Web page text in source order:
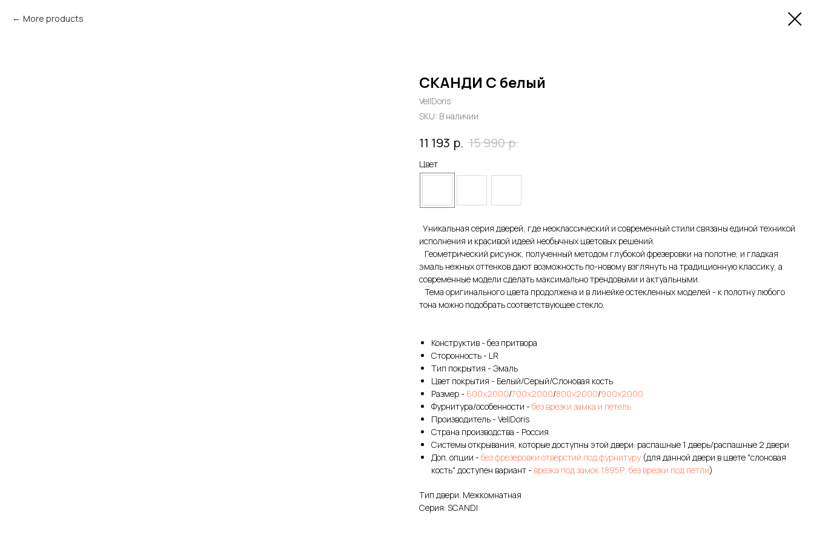
More products
СКАНДИ С белый
VellDoris
SKU: В наличии
11 193 р. 15 990 р.
Цвет
Уникальная серия дверей, где неоклассический и современный стили связаны единой техникой
исполнения и красивой идеей необычных цветовых решений.
Геометрический рисунок, полученный методом глубокой фрезеровки на полотне, и гладкая
эмаль нежных оттенков дают возможность по-новому взглянуть на традиционную классику, а
современные модели сделать максимально трендовыми и актуальными.
Тема оригинального цвета продолжена и в линейке остекленных моделей - к полотну любого
тона можно подобрать соответствующее стекло.
Конструктив - без притвора
Сторонность - LR
Тип покрытия - Эмаль
Цвет покрытия - Белый/Серый/Слоновая кость
Размер - 600х2000/700х2000/800х2000/900х2000
Фурнитура/особенности - без врезки замка и петель
Производитель - VellDoris
Страна производства - Россия
Системы открывания, которые доступны этой двери: распашные 1 дверь/распашные 2 двери
Доп. опции - без фрезеровки отверстий под фурнитуру(для данной двери в цвете "слоновая
кость" доступен вариант - врезка под замок 1895Р, без врезки под петли)
Тип двери: Межкомнатная
Серия: SCANDI